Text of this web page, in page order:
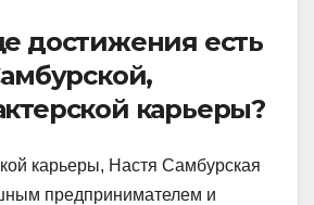
достижения есть
карьеры?
карьеры, Настя Самбурская
предпринимателем и